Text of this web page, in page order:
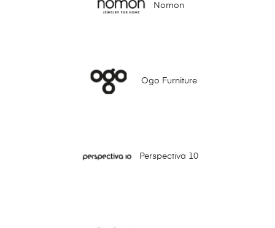
Nomon
Ogo Furniture
Perspectiva 10